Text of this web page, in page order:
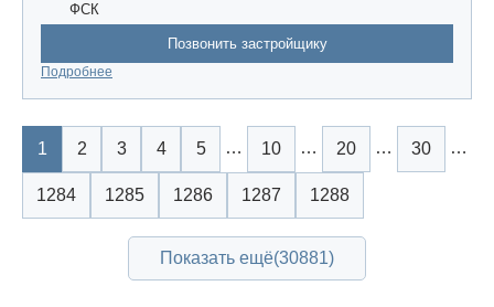
ФСК
Позвонить застройщику
Подробнее
1 2 3 4 5 … 10 … 20 … 30 …
1284 1285 1286 1287 1288
Показать ещё(30881)